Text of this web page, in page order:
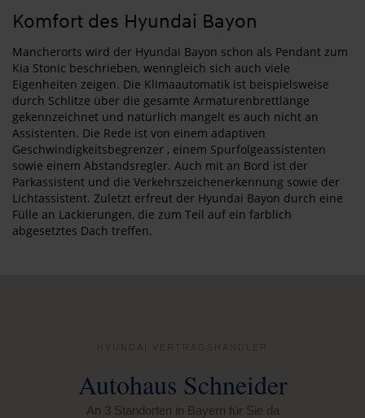
Komfort des Hyundai Bayon
Mancherorts wird der Hyundai Bayon schon als Pendant zum
Kia Stonic beschrieben, wenngleich sich auch viele
Eigenheiten zeigen. Die Klimaautomatik ist beispielsweise
durch Schlitze über die gesamte Armaturenbrettlänge
gekennzeichnet und natürlich mangelt es auch nicht an
Assistenten. Die Rede ist von einem adaptiven
Geschwindigkeitsbegrenzer , einem Spurfolgeassistenten
sowie einem Abstandsregler. Auch mit an Bord ist der
Parkassistent und die Verkehrszeichenerkennung sowie der
Lichtassistent. Zuletzt erfreut der Hyundai Bayon durch eine
Fülle an Lackierungen, die zum Teil auf ein farblich
abgesetztes Dach treffen.
Autohaus Schneider
An 3 Standorten in Bayern für Sie da